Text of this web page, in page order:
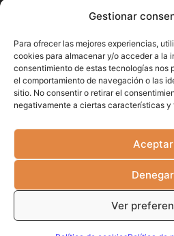
Gestionar
Para ofrecer las mejores experiencias,
cookies para almacenar y/o acceder a la
consentimiento de estas tecnologías nos
el comportamiento de navegación o las
sitio. No consentir o retirar el
negativamente a ciertas características y
Aceptar
Denegar
Ver
+34 93 416
+34 617 477
B-
ENLACES
Política de
Política de
Términos y
Pago con tarjeta de
Política de devolución
Código de